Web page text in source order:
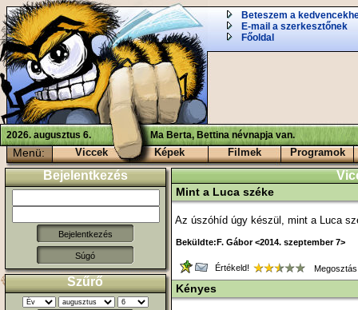
Beteszem a
E-mail a szerkesztőnek
Főoldal
2026. augusztus 6. Ma Berta, Bettina névnapja van.
Menü: Viccek Képek Filmek Programok
Bejelentkezés
Súgó
Szűrő
Mint a Luca széke
Az úszóhíd úgy készül, mint a Luca
Beküldte:F. Gábor <2014. szeptember 7>
Értékeld!
Kényes